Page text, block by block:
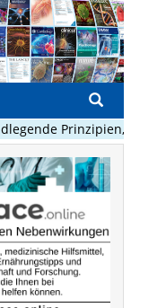
Prinzipien, die